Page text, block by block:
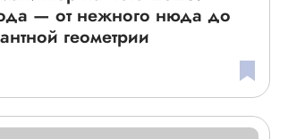
— от нежного нюда до
геометрии